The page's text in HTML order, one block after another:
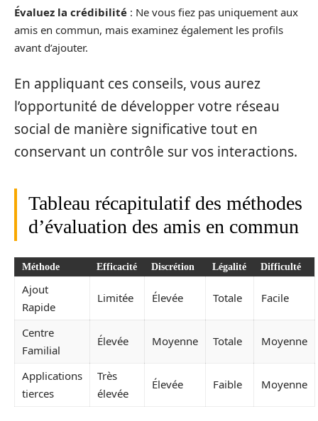
Évaluez la crédibilité : Ne vous fiez pas uniquement aux
amis en commun, mais examinez également les profils
avant d’ajouter.
En appliquant ces conseils, vous aurez
l’opportunité de développer votre réseau
social de manière significative tout en
conservant un contrôle sur vos interactions.
Tableau récapitulatif des méthodes
d’évaluation des amis en commun
Méthode Efficacité Discrétion Légalité Difficulté
Ajout
Rapide
Limitée Élevée Totale Facile
Centre
Familial
Élevée Moyenne Totale Moyenne
Applications
tierces
Très
élevée
Élevée Faible Moyenne